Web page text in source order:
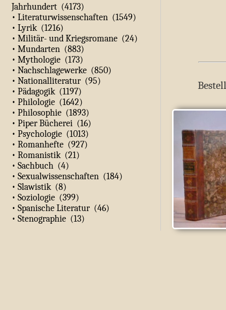
Jahrhundert (4173)
• Literaturwissenschaften (1549)
• Lyrik (1216)
• Militär- und Kriegsromane (24)
• Mundarten (883)
• Mythologie (173)
• Nachschlagewerke (850)
• Nationalliteratur (95)
• Pädagogik (1197)
• Philologie (1642)
• Philosophie (1893)
• Piper Bücherei (16)
• Psychologie (1013)
• Romanhefte (927)
• Romanistik (21)
• Sachbuch (4)
• Sexualwissenschaften (184)
• Slawistik (8)
• Soziologie (399)
• Spanische Literatur (46)
• Stenographie (13)